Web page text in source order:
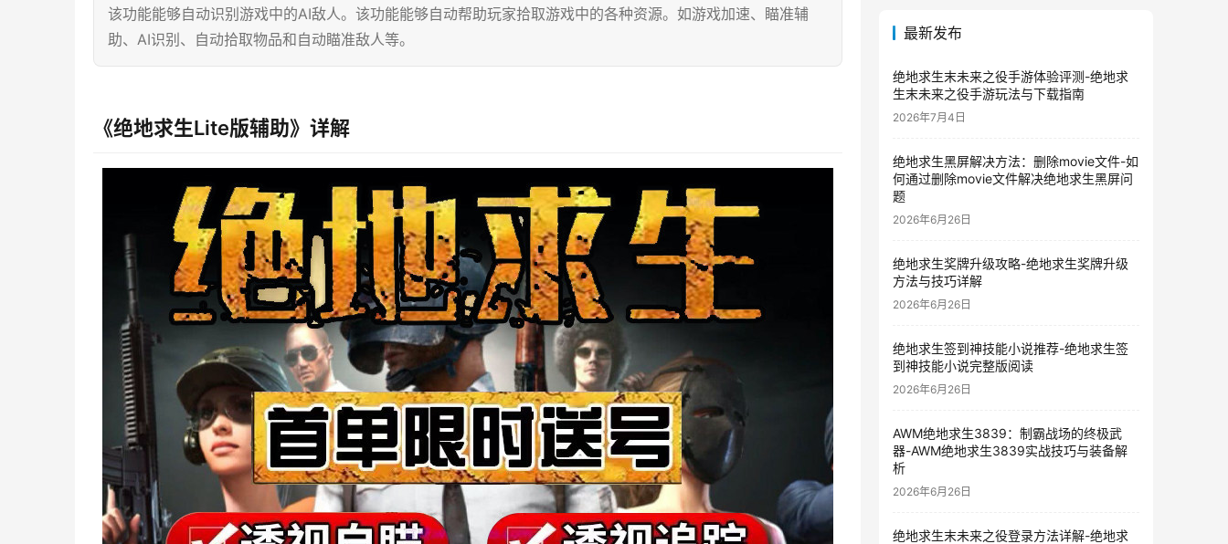
该功能能够自动识别游戏中的AI敌人。该功能能够自动帮助玩家拾取游戏中的各种资源。如游戏加速、瞄准辅
助、AI识别、自动拾取物品和自动瞄准敌人等。
《绝地求生Lite版辅助》详解
最新发布
绝地求生末未来之役手游体验评测-绝地求
生末未来之役手游玩法与下载指南
2026年7月4日
绝地求生黑屏解决方法：删除movie文件-如
何通过删除movie文件解决绝地求生黑屏问
题
2026年6月26日
绝地求生奖牌升级攻略-绝地求生奖牌升级
方法与技巧详解
2026年6月26日
绝地求生签到神技能小说推荐-绝地求生签
到神技能小说完整版阅读
2026年6月26日
AWM绝地求生3839：制霸战场的终极武
器-AWM绝地求生3839实战技巧与装备解
析
2026年6月26日
绝地求生末未来之役登录方法详解-绝地求